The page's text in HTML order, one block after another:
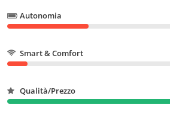
Autonomia
Smart & Comfort
Qualità/Prezzo